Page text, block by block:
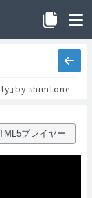
」by shimtone
プレイヤー